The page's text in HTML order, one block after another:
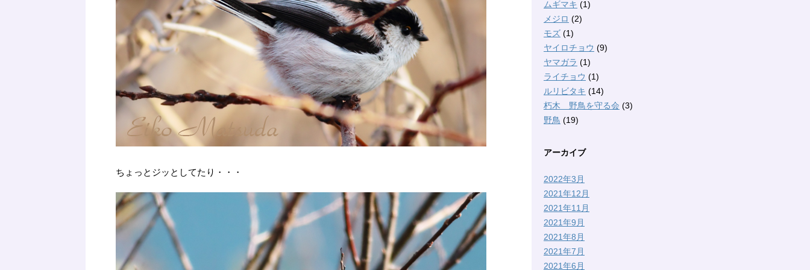
ちょっとジッとしてたり・・・
ムギマキ (1)
メジロ (2)
モズ (1)
ヤイロチョウ (9)
ヤマガラ (1)
ライチョウ (1)
ルリビタキ (14)
朽木 野鳥を守る会 (3)
野鳥 (19)
アーカイブ
2022年3月
2021年12月
2021年11月
2021年9月
2021年8月
2021年7月
2021年6月